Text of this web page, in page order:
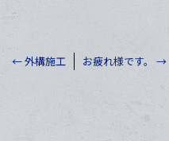
←外構施工 お疲れ様です。 →